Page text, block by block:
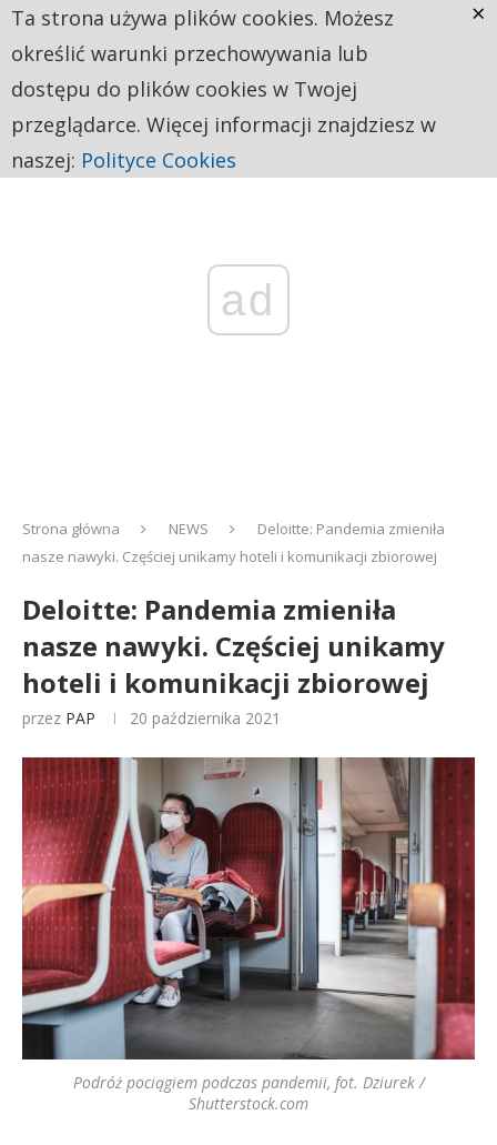
ad
Strona główna NEWS
Deloitte: Pandemia zmieniła
nasze nawyki. Częściej unikamy hoteli i komunikacji zbiorowej
Deloitte: Pandemia zmieniła
nasze nawyki. Częściej unikamy
hoteli i komunikacji zbiorowej
przez PAP 20 października 2021
Podróż pociągiem podczas pandemii, fot. Dziurek /
Shutterstock.com
Ta strona używa plików cookies. Możesz
określić warunki przechowywania lub
dostępu do plików cookies w Twojej
przeglądarce. Więcej informacji znajdziesz w
naszej: Polityce Cookies
×